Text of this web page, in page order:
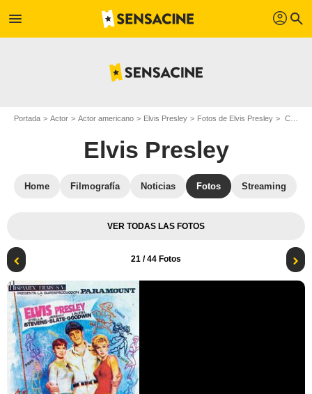
menu profil search
Portada Actor Actor americano Elvis Presley Fotos de Elvis Presley Chicas! Chicas! Chicas! : Cartel Elvis Presley, Norman Taurog
Elvis Presley
Home Filmografía Noticias Fotos Streaming
VER TODAS LAS FOTOS
21 / 44 Fotos